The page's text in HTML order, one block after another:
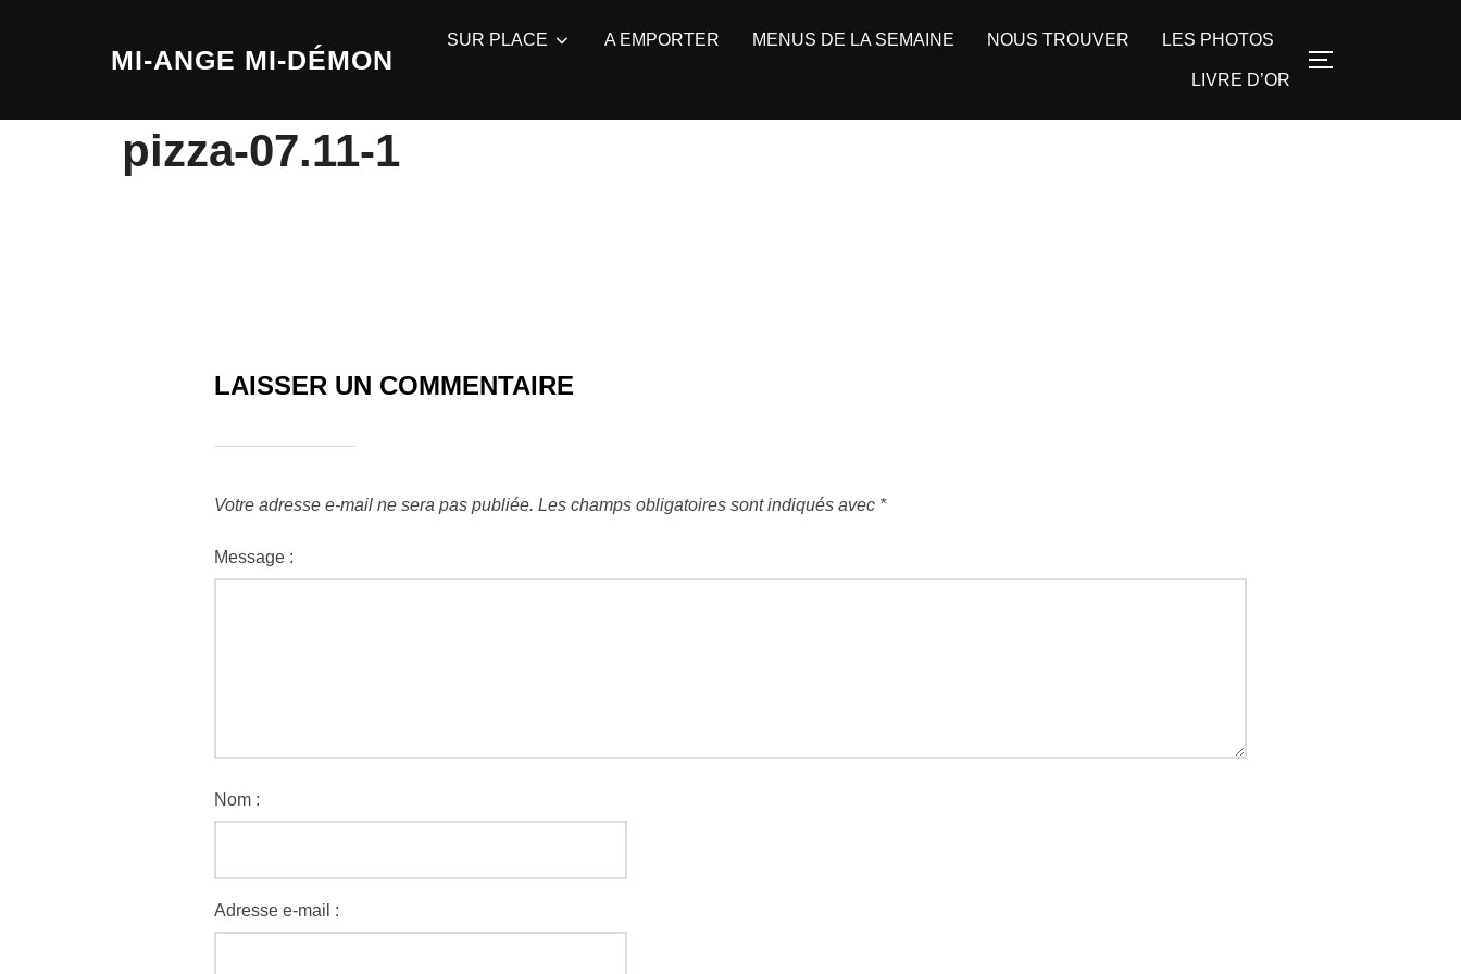
MI-ANGE MI-DÉMON
SUR PLACE A EMPORTER MENUS DE LA SEMAINE NOUS TROUVER LES PHOTOS
LIVRE D’OR
pizza-07.11-1
LAISSER UN COMMENTAIRE
Votre adresse e-mail ne sera pas publiée. Les champs obligatoires sont indiqués avec *
Message :
Nom :
Adresse e-mail :